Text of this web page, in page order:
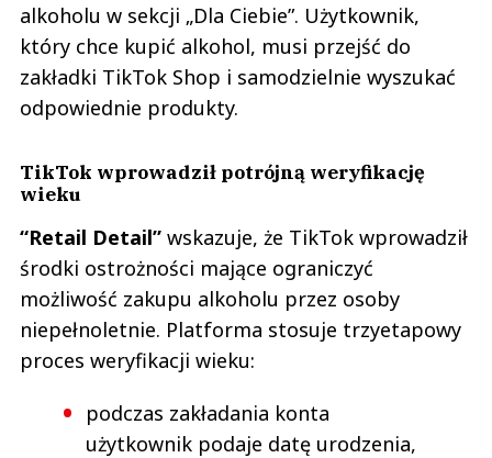
alkoholu w sekcji „Dla Ciebie”. Użytkownik,
który chce kupić alkohol, musi przejść do
zakładki TikTok Shop i samodzielnie wyszukać
odpowiednie produkty.
TikTok wprowadził potrójną weryfikację
wieku
“Retail Detail” wskazuje, że TikTok wprowadził
środki ostrożności mające ograniczyć
możliwość zakupu alkoholu przez osoby
niepełnoletnie. Platforma stosuje trzyetapowy
proces weryfikacji wieku:
podczas zakładania konta
użytkownik podaje datę urodzenia,